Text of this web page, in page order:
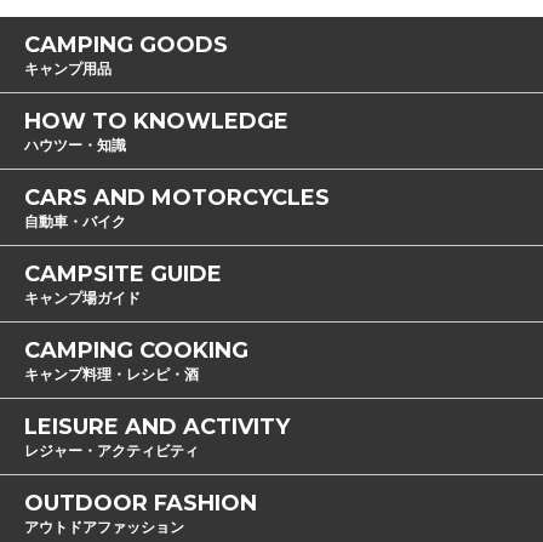
CAMPING GOODS
キャンプ用品
HOW TO KNOWLEDGE
ハウツー・知識
CARS AND MOTORCYCLES
自動車・バイク
CAMPSITE GUIDE
キャンプ場ガイド
CAMPING COOKING
キャンプ料理・レシピ・酒
LEISURE AND ACTIVITY
レジャー・アクティビティ
OUTDOOR FASHION
アウトドアファッション